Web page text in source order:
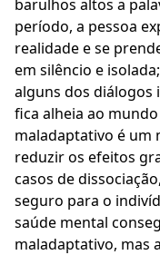
barulhos altos a
período, a pessoa
realidade e se
em silêncio e
alguns dos diálogos
fica alheia ao
maladaptativo é um
reduzir os efeitos
casos de
seguro para o
saúde mental
maladaptativo, mas